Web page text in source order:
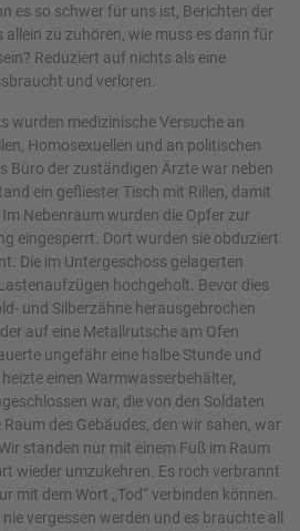
es so schwer für uns ist, Berichten der
allein zu zuhören, wie muss es dann für
Reduziert auf nichts als eine
und verloren.
wurden medizinische Versuche an
Homosexuellen und an politischen
Büro der zuständigen Ärzte war neben
ein gefliester Tisch mit Rillen, damit
Nebenraum wurden die Opfer zur
eingesperrt. Dort wurden sie obduziert
Die im Untergeschoss gelagerten
hochgeholt. Bevor dies
und Silberzähne herausgebrochen
auf eine Metallrutsche am Ofen
ungefähr eine halbe Stunde und
einen Warmwasserbehälter,
war, die von den Soldaten
des Gebäudes, den wir sahen, war
standen nur mit einem Fuß im Raum
wieder umzukehren. Es roch verbrannt
mit dem Wort „Tod“ verbinden können.
vergessen werden und es brauchte all